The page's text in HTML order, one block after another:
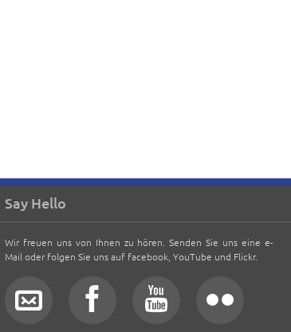
Say Hello
Wir freuen uns von Ihnen zu hören. Senden Sie uns eine e-
Mail oder folgen Sie uns auf facebook, YouTube und Flickr.